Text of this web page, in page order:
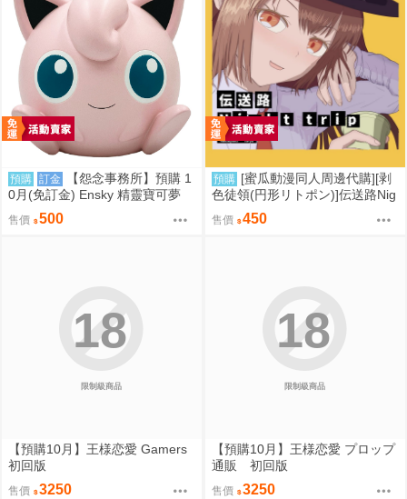
預購 訂金
【怨念事務所】預購 1
0月(免訂金) Ensky 精靈寶可夢
神奇寶貝 軟膠時間系列 寶可夢存
錢筒 胖丁 0816
售價 500
預購 [蜜瓜動漫同人周邊代購][剥
色徒領(円形リトポン)]伝送路Nig
ht trip(東方Project)(同人專輯)
售價 450
限制級商品
18
【預購10月】王様恋愛 Gamers
初回版
售價 3250
限制級商品
18
【預購10月】王様恋愛 プロップ
通販 初回版
售價 3250